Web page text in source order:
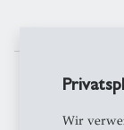
Wir
Master